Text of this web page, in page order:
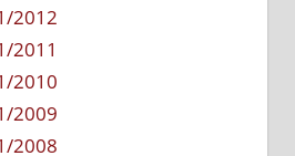
2012
2011
2010
2009
2008